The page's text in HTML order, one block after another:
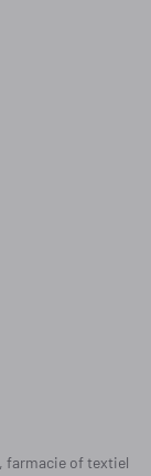
farmacie oftextiel